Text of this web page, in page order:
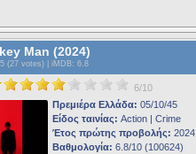
Man (2024)
(27 votes) | iMDB: 6.8
6/10
Πρεμιέρα Ελλάδα: 05/10/45
Είδος ταινίας: Action | Crime
Έτος πρώτης προβολής: 2024
Βαθμολογία: 6.8/10 (100624)